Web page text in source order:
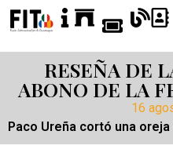
RESEÑA DE
ABONO DE LA
16
Paco Ureña cortó una